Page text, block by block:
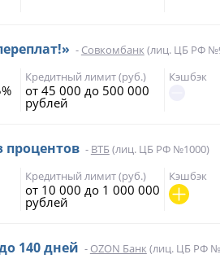
- Совкомбанк (лиц. ЦБ РФ
Кредитный лимит (руб.)
от 45 000 до 500 000
рублей
Кэшбэк
процентов - ВТБ(лиц. ЦБ РФ №1000)
Кредитный лимит (руб.)
от 10 000 до 1 000 000
рублей
Кэшбэк
140 дней - OZON Банк (лиц. ЦБ РФ